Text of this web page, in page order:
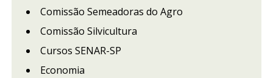
Comissão Semeadoras do Agro
Comissão Silvicultura
Cursos SENAR-SP
Economia